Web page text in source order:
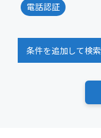
電話認証
条件を追加して検索